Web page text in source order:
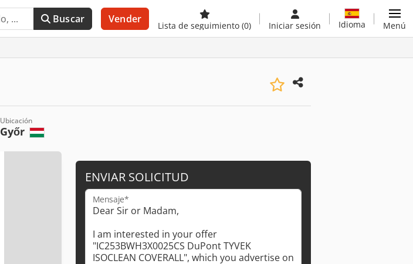
Buscar Vender
Lista de seguimiento (0) Iniciar sesión Idioma Menú
Ubicación
Győr
ENVIAR SOLICITUD
Mensaje*